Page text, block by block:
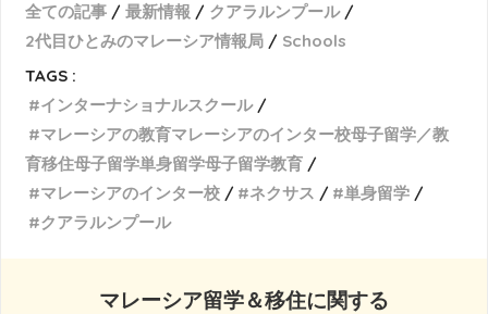
全ての記事
最新情報
クアラルンプール
2代目ひとみのマレーシア情報局
Schools
TAGS :
インターナショナルスクール
マレーシアの教育マレーシアのインター校母子留学／教
育移住母子留学単身留学母子留学教育
マレーシアのインター校
ネクサス
単身留学
クアラルンプール
マレーシア留学＆移住に関する